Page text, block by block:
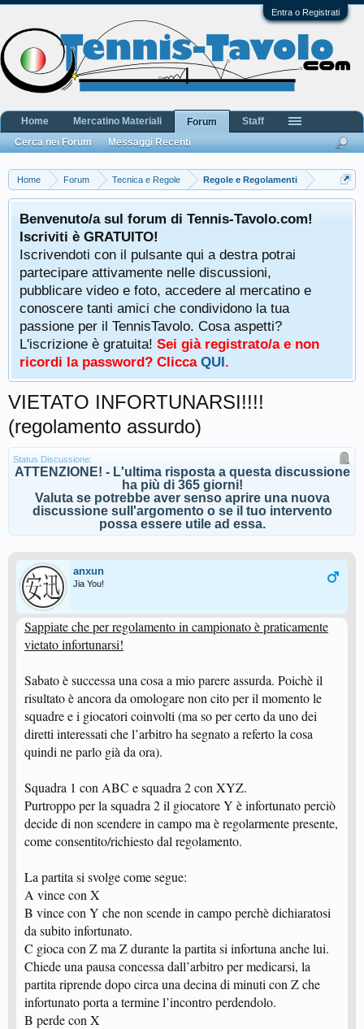
Entra o Registrati
Home Forum Tecnica e Regole Regole e Regolamenti
Benvenuto/a sul forum di Tennis-Tavolo.com!
Iscriviti è GRATUITO!
Iscrivendoti con il pulsante qui a destra potrai
partecipare attivamente nelle discussioni,
pubblicare video e foto, accedere al mercatino e
conoscere tanti amici che condividono la tua
passione per il TennisTavolo. Cosa aspetti?
L'iscrizione è gratuita! Sei già registrato/a e non
ricordi la password? Clicca QUI.
VIETATO INFORTUNARSI!!!!
(regolamento assurdo)
Status Discussione:
ATTENZIONE! - L'ultima risposta a questa discussione
ha più di 365 giorni!
Valuta se potrebbe aver senso aprire una nuova
discussione sull'argomento o se il tuo intervento
possa essere utile ad essa.
anxun
Jia You!
Sappiate che per regolamento in campionato è praticamente
vietato infortunarsi!
Sabato è successa una cosa a mio parere assurda. Poichè il
risultato è ancora da omologare non cito per il momento le
squadre e i giocatori coinvolti (ma so per certo da uno dei
diretti interessati che l’arbitro ha segnato a referto la cosa
quindi ne parlo già da ora).
Squadra 1 con ABC e squadra 2 con XYZ.
Purtroppo per la squadra 2 il giocatore Y è infortunato perciò
decide di non scendere in campo ma è regolarmente presente,
come consentito/richiesto dal regolamento.
La partita si svolge come segue:
A vince con X
B vince con Y che non scende in campo perchè dichiaratosi
da subito infortunato.
C gioca con Z ma Z durante la partita si infortuna anche lui.
Chiede una pausa concessa dall’arbitro per medicarsi, la
partita riprende dopo circa una decina di minuti con Z che
infortunato porta a termine l’incontro perdendolo.
B perde con X
Home Mercatino Materiali
Forum
Cerca nei Forum
Messaggi Recenti
Staff